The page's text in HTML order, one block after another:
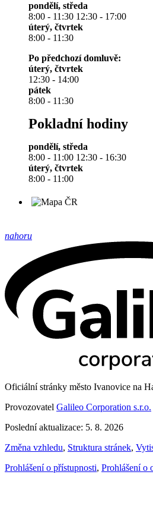
pondělí, středa
8:00 - 11:30 12:30 - 17:00
úterý, čtvrtek
8:00 - 11:30
Po předchozí domluvě:
úterý, čtvrtek
12:30 - 14:00
pátek
8:00 - 11:30
Pokladní hodiny
pondělí, středa
8:00 - 11:00 12:30 - 16:30
úterý, čtvrtek
8:00 - 11:00
nahoru
Oficiální stránky město Ivanovice na
Provozovatel Galileo Corporation s.r.o.
Poslední aktualizace: 5. 8. 2026
Změna vzhledu, Struktura stránek,
Prohlášení o přístupnosti, Prohlášení o